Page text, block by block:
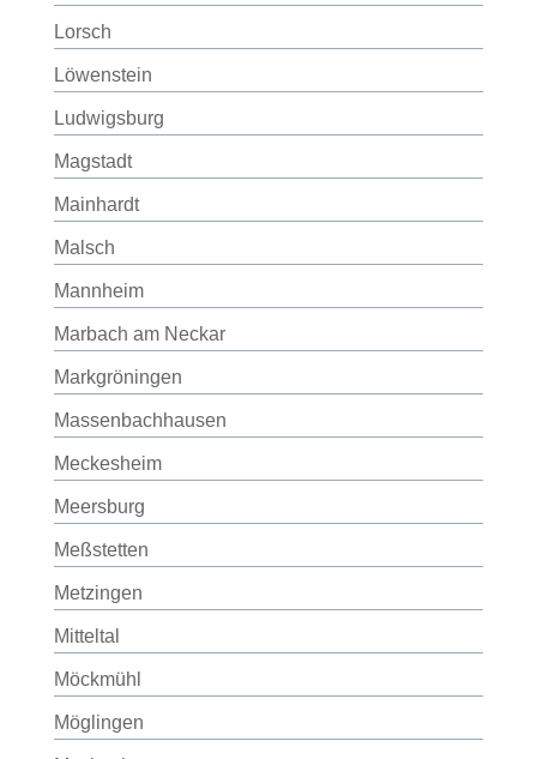
Lorsch
Löwenstein
Ludwigsburg
Magstadt
Mainhardt
Malsch
Mannheim
Marbach am Neckar
Markgröningen
Massenbachhausen
Meckesheim
Meersburg
Meßstetten
Metzingen
Mitteltal
Möckmühl
Möglingen